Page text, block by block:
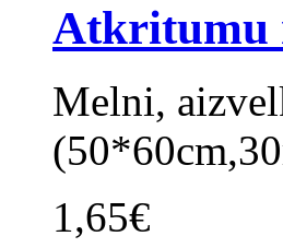
Atkritumu
Melni,
1,65€